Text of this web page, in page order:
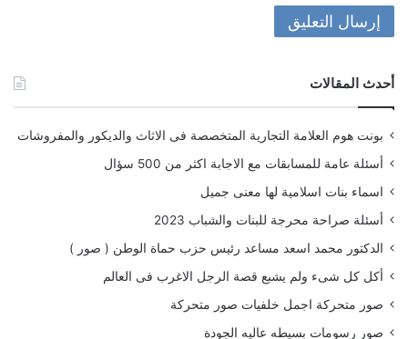
أحدث المقالات
بونت هوم العلامة التجارية المتخصصة فى الاثاث والديكور والمفروشات
أسئلة عامة للمسابقات مع الاجابة اكثر من 500 سؤال
اسماء بنات اسلامية لها معنى جميل
أسئلة صراحة محرجة للبنات والشباب 2023
الدكتور محمد اسعد مساعد رئيس حزب حماة الوطن ( صور )
أكل كل شىء ولم يشبع قصة الرجل الاغرب فى العالم
صور متحركة اجمل خلفيات صور متحركة
صور رسومات بسيطه عاليه الجودة